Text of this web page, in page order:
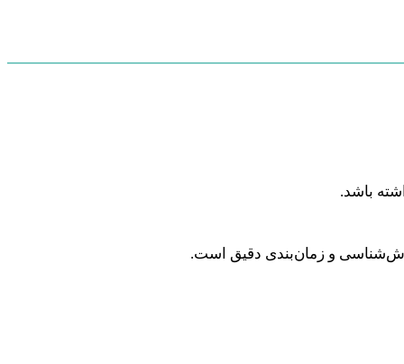
باشد.
و زمان‌بندی دقیق است.